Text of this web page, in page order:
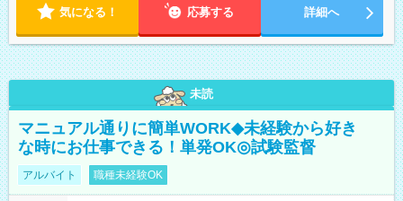
気になる！ 応募する 詳細へ
未読
マニュアル通りに簡単WORK◆未経験から好き
な時にお仕事できる！単発OK◎試験監督
アルバイト 職種未経験OK